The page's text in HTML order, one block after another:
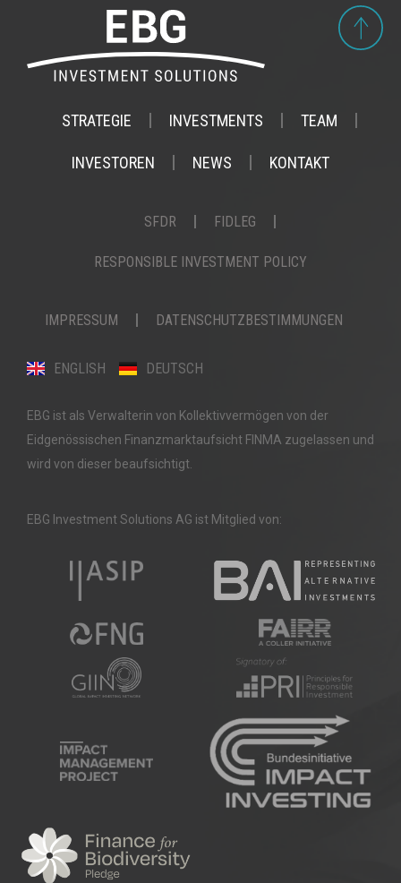
STRATEGIE INVESTMENTS TEAM
INVESTOREN NEWS KONTAKT
SFDR FIDLEG
RESPONSIBLE INVESTMENT POLICY
IMPRESSUM DATENSCHUTZBESTIMMUNGEN
ENGLISH DEUTSCH
EBG ist als Verwalterin von Kollektivvermögen von der
Eidgenössischen Finanzmarktaufsicht FINMA zugelassen und
wird von dieser beaufsichtigt.
EBG Investment Solutions AG ist Mitglied von: